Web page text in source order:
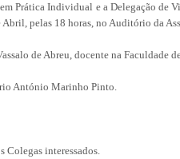
em Prática Individual e a Delegação de
Abril, pelas 18 horas, no Auditório da
de Abreu, docente na Faculdade
António Marinho Pinto.
Colegas interessados.